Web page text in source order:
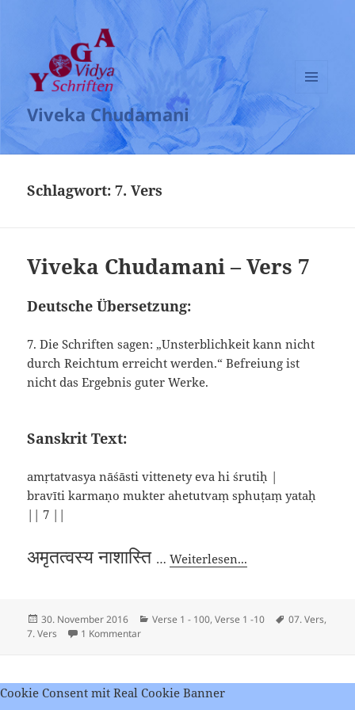
Viveka Chudamani
UND
WIDGETS
Schlagwort:7. Vers
Viveka Chudamani – Vers 7
Deutsche Übersetzung:
7. Die Schriften sagen: „Unsterblichkeit kann nicht
durch Reichtum erreicht werden.“ Befreiung ist
nicht das Ergebnis guter Werke.
Sanskrit Text:
amṛtatvasya nāśāsti vittenety eva hi śrutiḥ |
bravīti karmaṇo mukter ahetutvaṃ sphuṭaṃ yataḥ
|| 7 ||
अमृतत्वस्य नाशास्ति …Weiterlesen...
Veröffentlicht
am
30. November 2016 Kategorien
Verse 1 - 100,Verse 1 -10 Schlagwörter
07. Vers,
7. Vers
1 Kommentarzu Viveka Chudamani – Vers 7
Cookie Consent mit Real Cookie Banner